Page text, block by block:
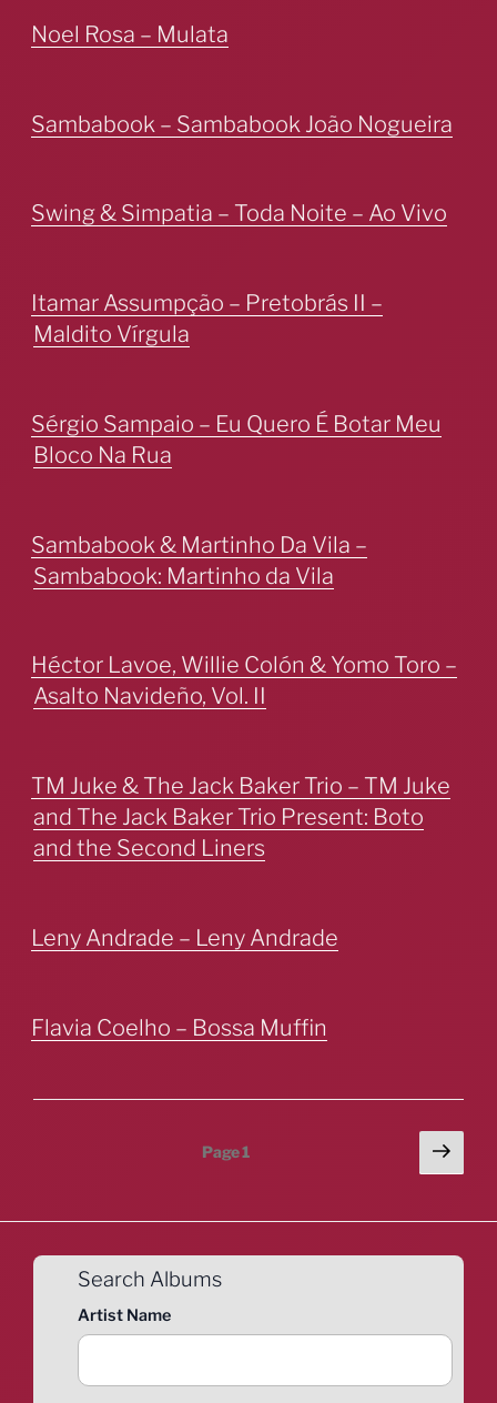
Noel Rosa – Mulata
Sambabook – Sambabook João Nogueira
Swing & Simpatia – Toda Noite – Ao Vivo
Itamar Assumpção – Pretobrás II –
Maldito Vírgula
Sérgio Sampaio – Eu Quero É Botar Meu
Bloco Na Rua
Sambabook & Martinho Da Vila –
Sambabook: Martinho da Vila
Héctor Lavoe, Willie Colón & Yomo Toro –
Asalto Navideño, Vol. II
TM Juke & The Jack Baker Trio – TM Juke
and The Jack Baker Trio Present: Boto
and the Second Liners
Leny Andrade – Leny Andrade
Flavia Coelho – Bossa Muffin
Page1
Next
page
Search Albums
Artist Name